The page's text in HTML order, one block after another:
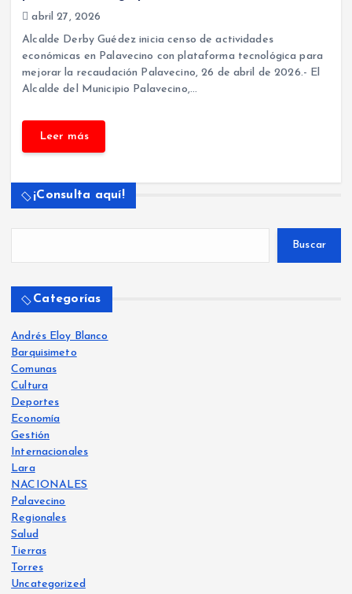
abril 27, 2026
Alcalde Derby Guédez inicia censo de actividades
económicas en Palavecino con plataforma tecnológica para
mejorar la recaudación Palavecino, 26 de abril de 2026.- El
Alcalde del Municipio Palavecino,…
¡Consulta aquí!
Buscar
Categorías
Andrés Eloy Blanco
Barquisimeto
Comunas
Cultura
Deportes
Economía
Gestión
Internacionales
Lara
NACIONALES
Palavecino
Regionales
Salud
Tierras
Torres
Uncategorized